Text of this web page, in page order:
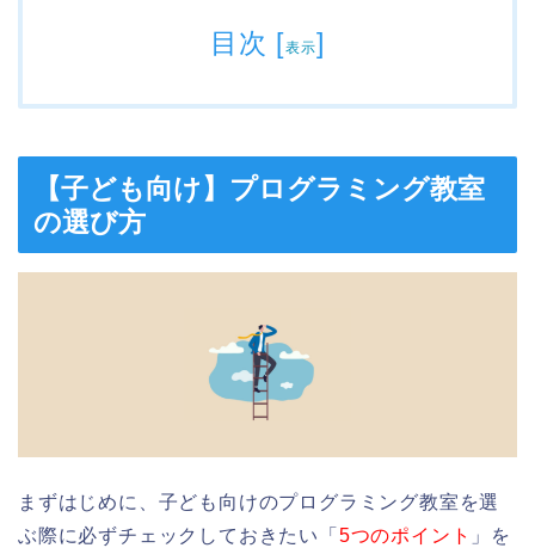
目次 [表示]
【子ども向け】プログラミング教室
の選び方
まずはじめに、子ども向けのプログラミング教室を選
ぶ際に必ずチェックしておきたい「 5つのポイント 」を